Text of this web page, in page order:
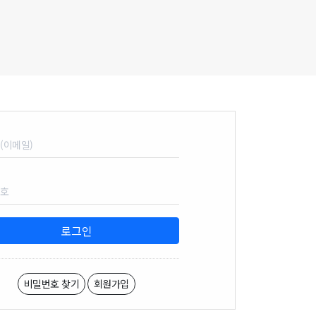
이메일)
로그인
비밀번호 찾기 회원가입